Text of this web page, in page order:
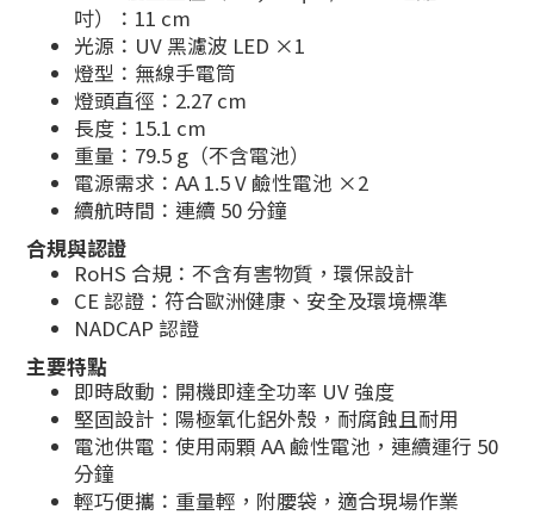
吋）：11 cm
光源：UV 黑濾波 LED ×1
燈型：無線手電筒
燈頭直徑：2.27 cm
長度：15.1 cm
重量：79.5 g（不含電池）
電源需求：AA 1.5 V 鹼性電池 ×2
續航時間：連續 50 分鐘
合規與認證
RoHS 合規：不含有害物質，環保設計
CE 認證：符合歐洲健康、安全及環境標準
NADCAP 認證
主要特點
即時啟動：開機即達全功率 UV 強度
堅固設計：陽極氧化鋁外殼，耐腐蝕且耐用
電池供電：使用兩顆 AA 鹼性電池，連續運行 50
分鐘
輕巧便攜：重量輕，附腰袋，適合現場作業